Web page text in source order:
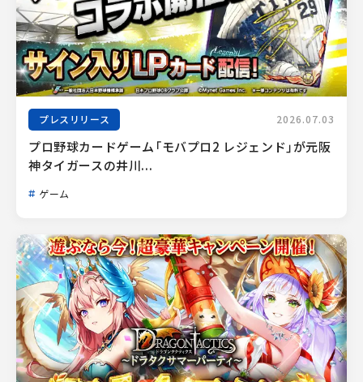
プレスリリース 2026.07.03
プロ野球カードゲーム「モバプロ2 レジェンド」が元阪
神タイガースの井川...
ゲーム